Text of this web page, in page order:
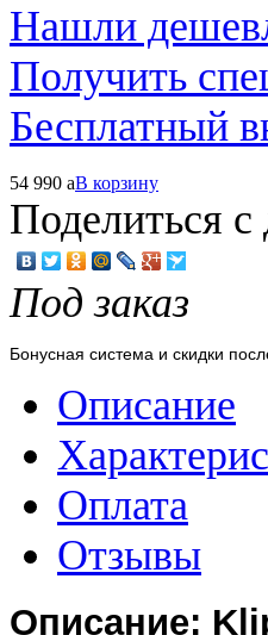
Нашли
Получить
Бесплатный
54 990 aВ корзину
Поделиться с
Под заказ
Бонусная система и скидки
Описание
Оплата
Отзывы
Описание: